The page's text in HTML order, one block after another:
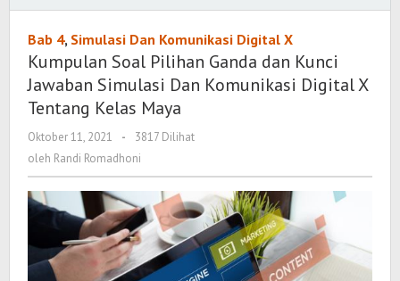
Soal
Pilihan
Ganda
Komunikasi
Digital
X
Tentang
Kelas
Bab 4, Simulasi Dan Komunikasi Digital X
Kumpulan Soal Pilihan Ganda dan Kunci
Jawaban Simulasi Dan Komunikasi Digital X
Tentang Kelas Maya
Oktober 11, 2021
oleh
Randi
-
3817 Dilihat
oleh Randi Romadhoni